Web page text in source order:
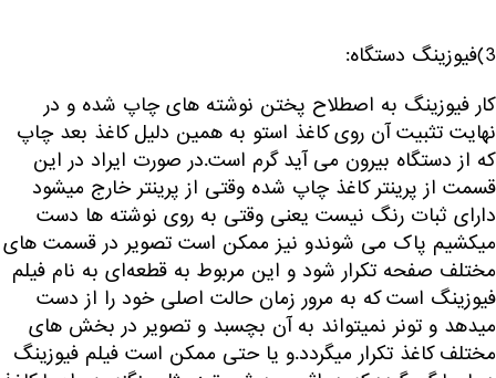
3)فیوزینگ دستگاه:
کار فیوزینگ به اصطلاح پختن نوشته های چاپ شده و در
نهایت تثبیت آن روی کاغذ استو به همین دلیل کاغذ بعد چاپ
که از دستگاه بیرون می آید گرم است.در صورت ایراد در این
قسمت از پرینتر کاغذ چاپ شده وقتی از پرینتر خارج میشود
دارای ثبات رنگ نیست یعنی وقتی به روی نوشته ها دست
میکشیم پاک می شوندو نیز ممکن است تصویر در قسمت های
مختلف صفحه تکرار شود و این مربوط به قطعه‌ای به نام فیلم
فیوزینگ است که به مرور زمان حالت اصلی خود را از دست
میدهد و تونر نمیتواند به آن بچسبد و تصویر در بخش های
مختلف کاغذ تکرار میگردد.و یا حتی ممکن است فیلم فیوزینگ